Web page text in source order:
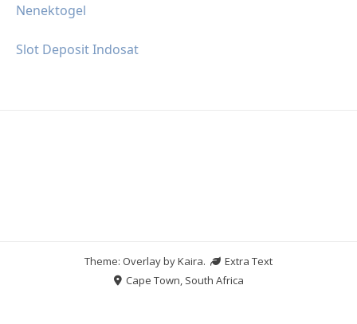
Nenektogel
Slot Deposit Indosat
Theme: Overlay byKaira.
Extra Text
Cape Town, South Africa